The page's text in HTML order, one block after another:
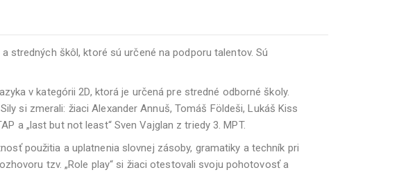
stredných škôl, ktoré sú určené na podporu talentov. Sú
v kategórii 2D, ktorá je určená pre stredné odborné školy.
si zmerali: žiaci Alexander Annuš, Tomáš Földeši, Lukáš Kiss
a „last but not least“ Sven Vajglan z triedy 3. MPT.
použitia a uplatnenia slovnej zásoby, gramatiky a techník pri
tzv. „Role play“ si žiaci otestovali svoju pohotovosť a